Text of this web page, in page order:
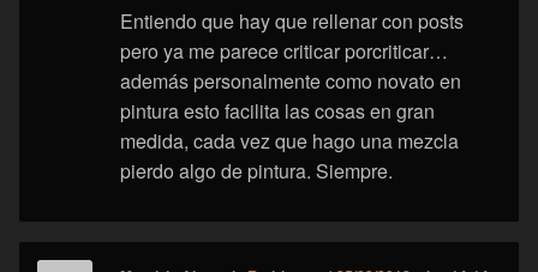
Entiendo que hay que rellenar con posts
pero ya me parece criticar porcriticar…
además personalmente como novato en
pintura esto facilita las cosas en gran
medida, cada vez que hago una mezcla
pierdo algo de pintura. Siempre.